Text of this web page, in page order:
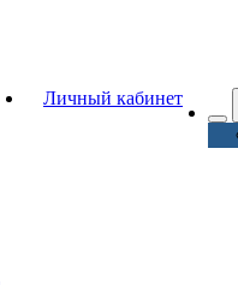
Личный кабинет